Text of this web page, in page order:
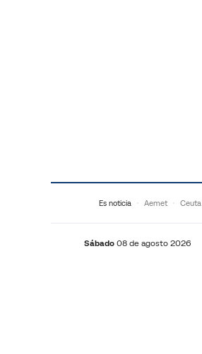
Es noticia Aemet Ceuta
Sábado 08 de agosto 2026